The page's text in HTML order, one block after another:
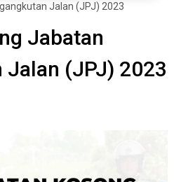
Jalan (JPJ) 2023
Jabatan
Jalan (JPJ) 2023